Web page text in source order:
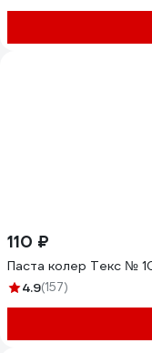
110 ₽
Паста колер Текс №
4.9(157)